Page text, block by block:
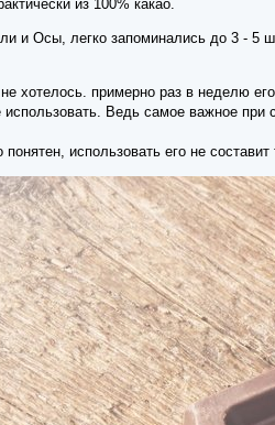
из 100% какао.
и Осы, легко запоминались до 3 - 5
хотелось. примерно раз в неделю
Ведь самое важное
использовать его не составит